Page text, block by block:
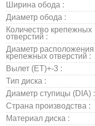
Ширина обода :
Диаметр обода :
Количество крепежных
отверстий :
Диаметр расположения
крепежных отверстий :
Вылет (ET)+-3 :
Тип диска :
Диаметр ступицы (DIA) :
Страна производства :
Материал диска :